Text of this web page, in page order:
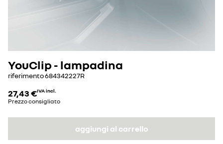
YouClip - lampadina
riferimento684342227R
27,43 €IVA incl.
Prezzo consigliato
aggiungi al carrello